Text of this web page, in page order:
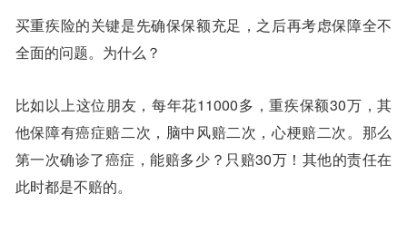
买重疾险的关键是先确保保额充足，之后再考虑保障全不
全面的问题。为什么？
比如以上这位朋友，每年花11000多，重疾保额30万，其
他保障有癌症赔二次，脑中风赔二次，心梗赔二次。那么
第一次确诊了癌症，能赔多少？只赔30万！其他的责任在
此时都是不赔的。